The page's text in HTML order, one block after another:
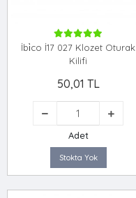
İbi̇co İ17 027 Klozet Oturak
Kilifi
50,01 TL
Adet
Stokta Yok